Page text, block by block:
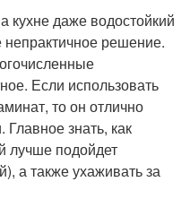
кухне даже водостойкий
непрактичное решение.
Если использовать
то он отлично
знать, как
лучше подойдет
а также ухаживать за